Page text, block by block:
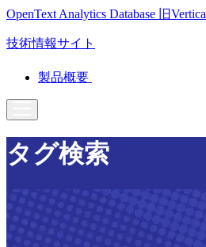
OpenText Analytics Database 旧Vertica
技術情報サイト
製品概要
タグ検索